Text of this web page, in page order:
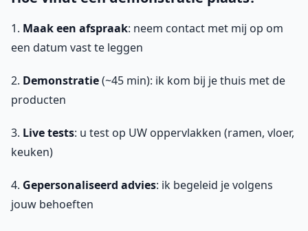
1. Maak een afspraak: neem contact met mij op om
een datum vast te leggen
2. Demonstratie(~45 min): ik kom bij je thuis met de
producten
3. Live tests: u test op UW oppervlakken (ramen, vloer,
keuken)
4. Gepersonaliseerd advies: ik begeleid je volgens
jouw behoeften